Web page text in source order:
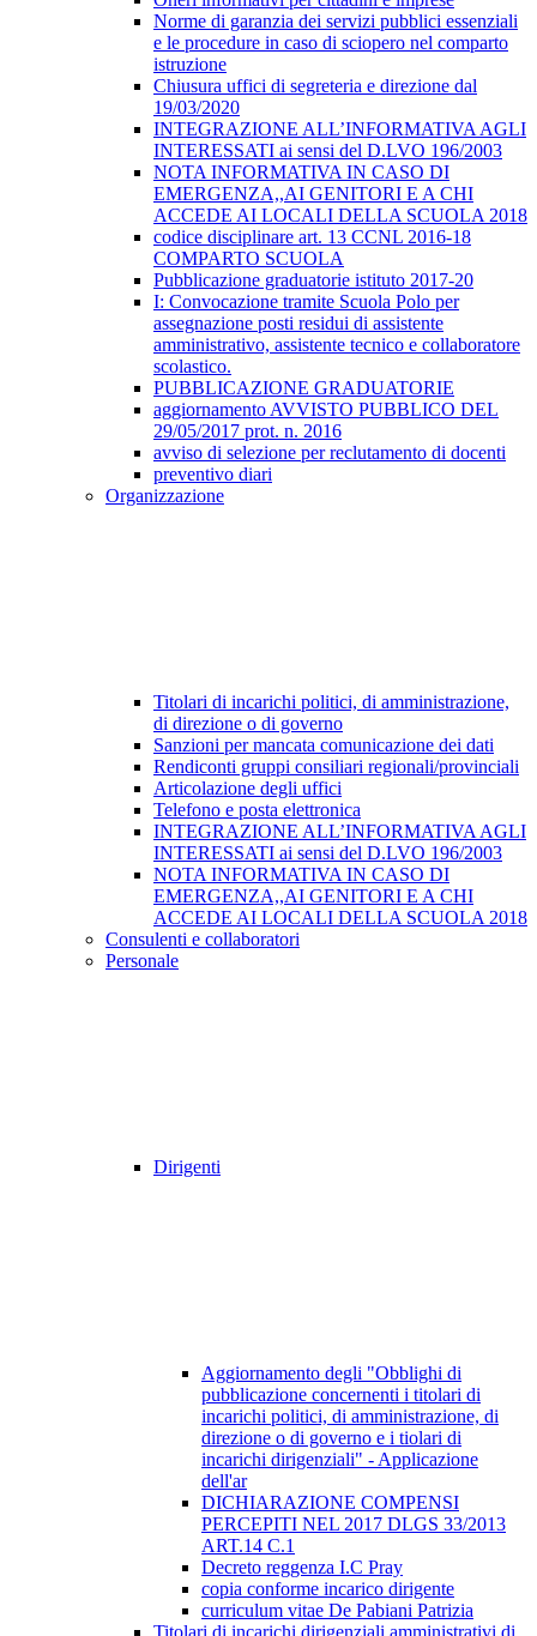
Norme di garanzia dei servizi pubblici essenziali
e le procedure in caso di sciopero nel comparto
istruzione
Chiusura uffici di segreteria e direzione dal
19/03/2020
INTEGRAZIONE ALL’INFORMATIVA AGLI
INTERESSATI ai sensi del D.LVO 196/2003
NOTA INFORMATIVA IN CASO DI
EMERGENZA,,AI GENITORI E A CHI
ACCEDE AI LOCALI DELLA SCUOLA 2018
codice disciplinare art. 13 CCNL 2016-18
COMPARTO SCUOLA
Pubblicazione graduatorie istituto 2017-20
I: Convocazione tramite Scuola Polo per
assegnazione posti residui di assistente
amministrativo, assistente tecnico e collaboratore
scolastico.
PUBBLICAZIONE GRADUATORIE
aggiornamento AVVISTO PUBBLICO DEL
29/05/2017 prot. n. 2016
avviso di selezione per reclutamento di docenti
preventivo diari
Organizzazione
Titolari di incarichi politici, di amministrazione,
di direzione o di governo
Sanzioni per mancata comunicazione dei dati
Rendiconti gruppi consiliari regionali/provinciali
Articolazione degli uffici
Telefono e posta elettronica
INTEGRAZIONE ALL’INFORMATIVA AGLI
INTERESSATI ai sensi del D.LVO 196/2003
NOTA INFORMATIVA IN CASO DI
EMERGENZA,,AI GENITORI E A CHI
ACCEDE AI LOCALI DELLA SCUOLA 2018
Consulenti e collaboratori
Personale
Dirigenti
Aggiornamento degli "Obblighi di
pubblicazione concernenti i titolari di
incarichi politici, di amministrazione, di
direzione o di governo e i tiolari di
incarichi dirigenziali" - Applicazione
dell'ar
DICHIARAZIONE COMPENSI
PERCEPITI NEL 2017 DLGS 33/2013
ART.14 C.1
Decreto reggenza I.C Pray
copia conforme incarico dirigente
curriculum vitae De Pabiani Patrizia